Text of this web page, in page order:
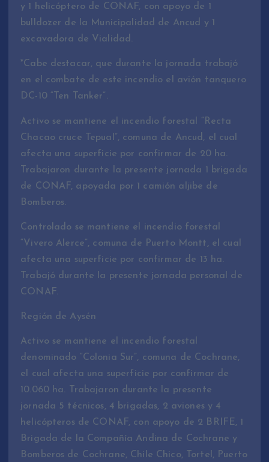
y 1 helicóptero de CONAF, con apoyo de 1
bulldozer de la Municipalidad de Ancud y 1
excavadora de Vialidad.
*Cabe destacar, que durante la jornada trabajó
en el combate de este incendio el avión tanquero
DC-10 “Ten Tanker”.
Activo se mantiene el incendio forestal “Recta
Chacao cruce Tepual”, comuna de Ancud, el cual
afecta una superficie por confirmar de 20 ha.
Trabajaron durante la presente jornada 1 brigada
de CONAF, apoyada por 1 camión aljibe de
Bomberos.
Controlado se mantiene el incendio forestal
“Vivero Alerce”, comuna de Puerto Montt, el cual
afecta una superficie por confirmar de 13 ha.
Trabajó durante la presente jornada personal de
CONAF.
Región de Aysén
Activo se mantiene el incendio forestal
denominado “Colonia Sur”, comuna de Cochrane,
el cual afecta una superficie por confirmar de
10.060 ha. Trabajaron durante la presente
jornada 5 técnicos, 4 brigadas, 2 aviones y 4
helicópteros de CONAF, con apoyo de 2 BRIFE, 1
Brigada de la Compañía Andina de Cochrane y
Bomberos de Cochrane, Chile Chico, Tortel, Puerto